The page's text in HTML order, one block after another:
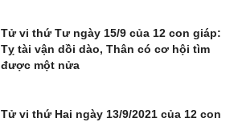
Tử vi thứ Tư ngày 15/9 của 12 con giáp:
Tỵ tài vận dồi dào, Thân có cơ hội tìm
được một nửa
Tử vi thứ Hai ngày 13/9/2021 của 12 con